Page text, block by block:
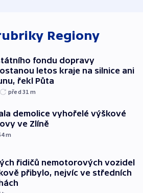
Regiony
fondu dopravy
letos kraje na silnice ani
řekl Půta
před 31 m
demolice vyhořelé výškové
ve Zlíně
m
řidičů nemotorových vozidel
přibylo, nejvíc ve středních